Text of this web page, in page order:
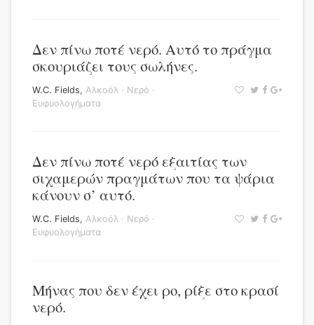
Δεν πίνω ποτέ νερό. Αυτό το πράγμα
σκουριάζει τους σωλήνες.
W.C. Fields, Αλκοόλ · Νερό ·
Ευφυολογήματα
Δεν πίνω ποτέ νερό εξαιτίας των
σιχαμερών πραγμάτων που τα ψάρια
κάνουν σ’ αυτό.
W.C. Fields, Αλκοόλ · Νερό ·
Ευφυολογήματα
Μήνας που δεν έχει ρο, ρίξε στο κρασί
νερό.